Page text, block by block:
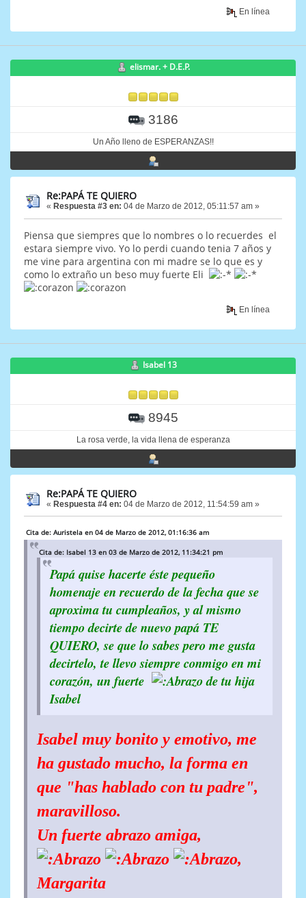
En línea
elismar. + D.E.P.
3186
Un Año lleno de ESPERANZAS!!
Re:PAPÁ TE QUIERO
« Respuesta #3 en: 04 de Marzo de 2012, 05:11:57 am »
Piensa que siempres que lo nombres o lo recuerdes el
estara siempre vivo. Yo lo perdi cuando tenia 7 años y
me vine para argentina con mi madre se lo que es y
como lo extraño un beso muy fuerte Eli
En línea
Isabel 13
8945
La rosa verde, la vida llena de esperanza
Re:PAPÁ TE QUIERO
« Respuesta #4 en: 04 de Marzo de 2012, 11:54:59 am »
Cita de: Auristela en 04 de Marzo de 2012, 01:16:36 am
Cita de: Isabel 13 en 03 de Marzo de 2012, 11:34:21 pm
Papá quise hacerte éste pequeño
homenaje en recuerdo de la fecha que se
aproxima tu cumpleaños, y al mismo
tiempo decirte de nuevo papá TE
QUIERO, se que lo sabes pero me gusta
decirtelo, te llevo siempre conmigo en mi
corazón, un fuerte
de tu hija
Isabel
Isabel muy bonito y emotivo, me
ha gustado mucho, la forma en
que "has hablado con tu padre",
maravilloso.
Un fuerte abrazo amiga,
,
Margarita